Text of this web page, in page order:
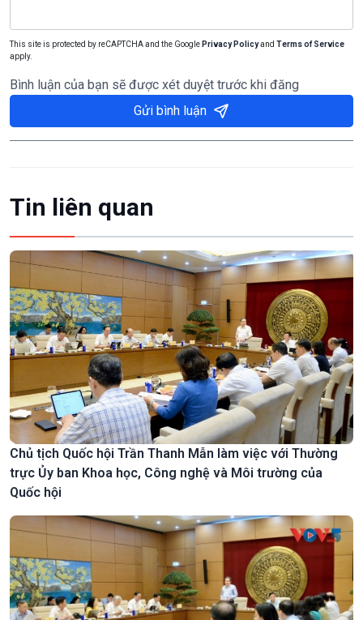
This site is protected by reCAPTCHA and the Google Privacy Policyand Terms of Service
apply.
Bình luận của bạn sẽ được xét duyệt trước khi đăng
Gửi bình luận
Tin liên quan
Chủ tịch Quốc hội Trần Thanh Mẫn làm việc với Thường
trực Ủy ban Khoa học, Công nghệ và Môi trường của
Quốc hội